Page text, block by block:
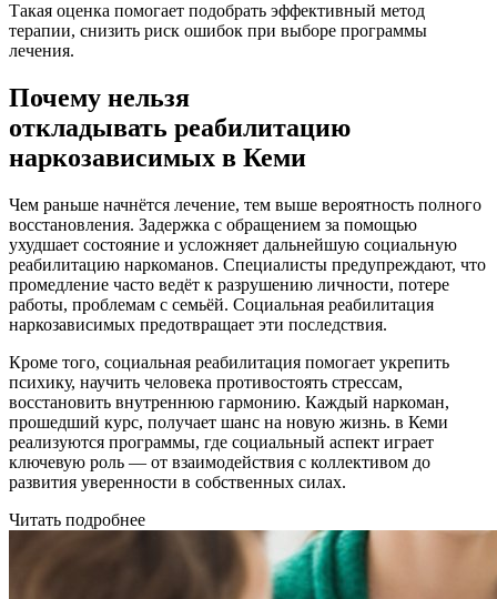
Такая оценка помогает подобрать эффективный метод
терапии, снизить риск ошибок при выборе программы
лечения.
Почему нельзя
откладывать реабилитацию
наркозависимых в Кеми
Чем раньше начнётся лечение, тем выше вероятность полного
восстановления. Задержка с обращением за помощью
ухудшает состояние и усложняет дальнейшую социальную
реабилитацию наркоманов. Специалисты предупреждают, что
промедление часто ведёт к разрушению личности, потере
работы, проблемам с семьёй. Социальная реабилитация
наркозависимых предотвращает эти последствия.
Кроме того, социальная реабилитация помогает укрепить
психику, научить человека противостоять стрессам,
восстановить внутреннюю гармонию. Каждый наркоман,
прошедший курс, получает шанс на новую жизнь. в Кеми
реализуются программы, где социальный аспект играет
ключевую роль — от взаимодействия с коллективом до
развития уверенности в собственных силах.
Читать подробнее